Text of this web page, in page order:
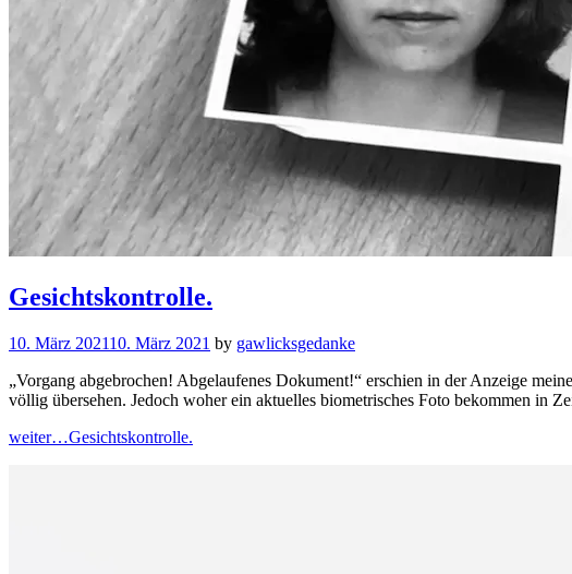
Gesichtskontrolle.
10. März 202110. März 2021 by gawlicksgedanke
„Vorgang abgebrochen! Abgelaufenes Dokument!“ erschien in der Anzeige
völlig übersehen. Jedoch woher ein aktuelles biometrisches Foto bekommen in
weiter…Gesichtskontrolle.